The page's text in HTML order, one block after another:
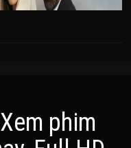
phim